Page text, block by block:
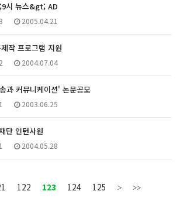
시 뉴스&gt; AD
2005.04.21
작 프로그램 지원
2004.07.04
과 커뮤니케이션' 논문공모
2003.06.25
단 인턴사원
2004.05.28
122 123 124 125